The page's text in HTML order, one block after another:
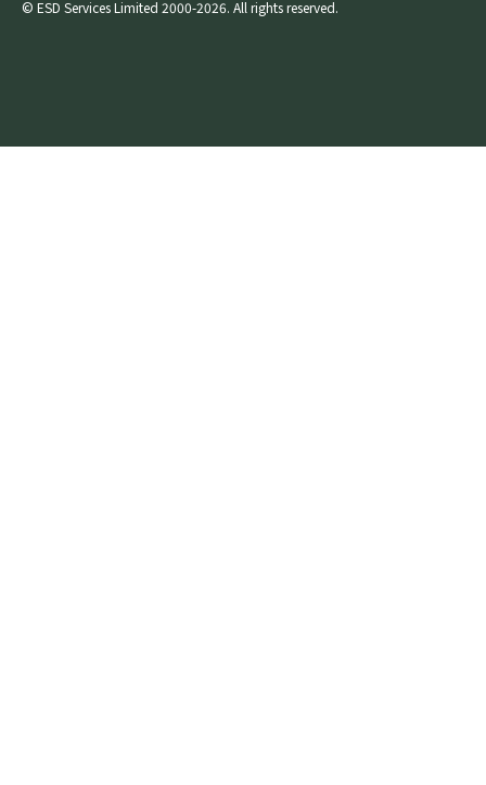
© ESD Services Limited 2000-2026. All rights reserved.